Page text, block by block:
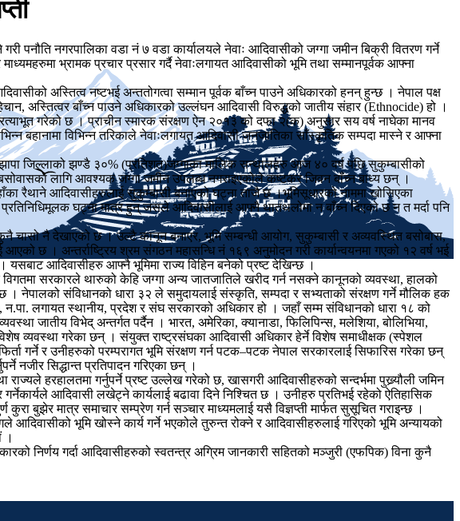
पनौति नगरपालिका वडा नं ७ वडा कार्यालयले नेवाः आदिवासीको जग्गा जमीन बिक्री वितरण गर्ने
भ्रामक प्रचार प्रसार गर्दै नेवाःलगायत आदिवासीको भूमि तथा सम्मानपूर्वक आफ्ना
अस्तित्व नष्टभई अन्ततोगत्वा सम्मान पूर्वक बाँच्न पाउने अधिकारको हनन् हुन्छ । नेपाल पक्ष
अस्तित्वर बाँच्न पाउने अधिकारको उल्लंघन आदिवासी विरुद्धको जातीय संहार (Ethnocide) हो ।
गरेको छ । प्राचीन स्मारक संरक्षण ऐन २०१३ को दफा २(क) अनुसार सय वर्ष नाघेका मानव
बहानामा विभिन्न तरिकाले नेवाःलगायत आदिवासी जनजातिका साँस्कृतिक सम्पदा मास्ने र आफ्ना
जिल्लाको झण्डै ३०% (प्रतिशत)जग्गाका मालिक सन्थालहरु आज ४० वर्ष पछि सुकुम्बासीको
लागि आवश्यक जग्गा जमीन उपलब्ध नगराइएकोले कष्टकर जिवन बाँच्न बाध्य छन् ।
रैथाने आदिवासीहरुलाई सुकुम्बासी बनाएको घट्ना ताजै छ ।भूमिसूधारको नाममा खोसिएका
घट्ना मात्र हुन् जसले आदिवासीलाई आफ्नै थातथलोमा न बाँच्न दिएको छ न त मर्दा पनि
चासो नै देखाएको छ । उल्टै कानून बनाएर, भूमि सम्बन्धी आयोग, सुकुम्बासी र अव्यवस्थित बसोबास,
छ । अन्तर्राष्ट्रिय श्रम संगठन महासन्धि नं १६९ अनुमोदन गरी कार्यान्वयनमा गएको १२ वर्ष भई
। यसबाट आदिवासीहरु आफ्नै भूमिमा राज्य विहिन बनेको प्रष्ट देखिन्छ ।
सरकारले थारुको केहि जग्गा अन्य जातजातिले खरीद गर्न नसक्ने कानूनको व्यवस्था, हालको
। नेपालको संविधानको धारा ३२ ले समुदायलाई संस्कृति, सम्पदा र सभ्यताको संरक्षण गर्ने मौलिक हक
लगायत स्थानीय, प्रदेश र संघ सरकारको अधिकार हो । जहाँ सम्म संविधानको धारा १८ को
जातीय विभेद् अन्तर्गत पर्दैन । भारत, अमेरिका, क्यानाडा, फिलिपिन्स, मलेशिया, बोलिभिया,
व्यवस्था गरेका छन् । संयुक्त राष्ट्रसंघका आदिवासी अधिकार हेर्ने विशेष समाधीक्षक (स्पेशल
गर्ने र उनीहरुको परम्परागत भूमि संरक्षण गर्न पटक–पटक नेपाल सरकारलाई सिफारिस गरेका छन्
नजीर सिद्धान्त प्रतिपादन गरिएका छन् ।
हरहालतमा गर्नुपर्ने प्रष्ट उल्लेख गरेको छ, खासगरी आदिवासीहरुको सन्दर्भमा पुख्र्यौली जमिन
आदिवासी लखेट्ने कार्यलाई बढावा दिने निश्चित छ । उनीहरु प्रतिभई रहेको ऐतिहासिक
बुझेर मात्र समाचार सम्प्रेण गर्न सञ्चार माध्यमलाई यसै विज्ञप्ती मार्फत सुसूचित गराइन्छ ।
आदिवासीको भूमि खोस्ने कार्य गर्ने भएकोले तुरुन्त रोक्ने र आदिवासीहरुलाई गरिएको भूमि अन्यायको
।
निर्णय गर्दा आदिवासीहरुको स्वतन्त्र अग्रिम जानकारी सहितको मञ्जुरी (एफपिक) विना कुनै